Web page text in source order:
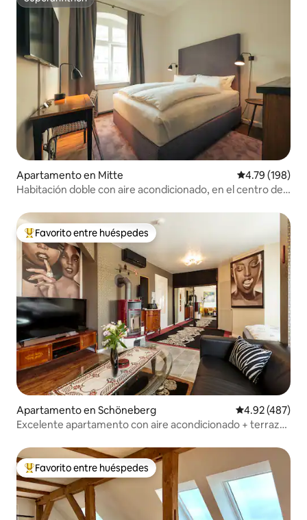
Superanfitrión
Apartamento en Mitte Calificación
4.79 (198)
Habitación doble con aire acondicionado, en el centro de
Favorito entre huéspedes preferido
Favorito entre huéspedes
Apartamento en Schöneberg Calificación
4.92 (487)
Excelente apartamento con aire acondicionado + terraza
Favorito entre huéspedes preferido
Favorito entre huéspedes